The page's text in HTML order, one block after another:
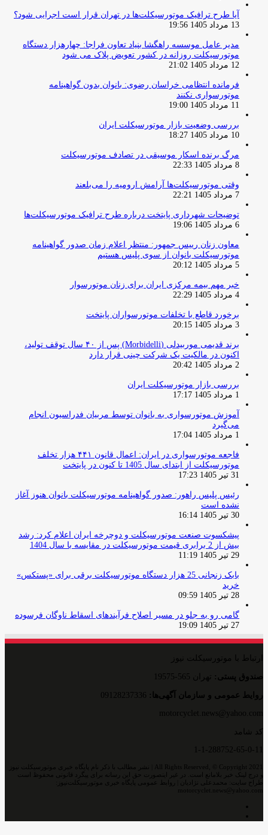
آیا طرح ترافیک موتورسیکلت‌ها در تهران قرار است اجرایی شود؟
13 مرداد 1405 19:56
مدیر عامل موسسه راهگشا بنیاد تعاون فراجا: چهارهزار دستگاه
موتورسیکلت روزانه در کشور تعویض پلاک می شود
12 مرداد 1405 21:02
فرمانده انتظامی خراسان رضوی: بانوان بدون گواهینامه
موتورسواری نکنند
11 مرداد 1405 19:00
بررسی وضعیت بازار موتورسیکلت ایران
10 مرداد 1405 18:27
مرگ برنده اسکار موسیقی در تصادف موتورسیکلت
8 مرداد 1405 22:33
وقتی موتورسیکلت‌ها آرامش ارومیه را می‌بلعند
7 مرداد 1405 22:21
توضیحات شهرداری پایتخت درباره طرح ترافیک موتورسیکلت‌ها
6 مرداد 1405 19:06
معاون زنان رییس جمهور: منتظر اعلام زمان صدور گواهینامه
موتورسیکلت بانوان از سوی پلیس هستیم
5 مرداد 1405 20:12
خبر مهم بیمه مرکزی ایران برای زنان موتورسوار
4 مرداد 1405 22:29
برخورد قاطع با تخلفات موتورسواران پایتخت
3 مرداد 1405 20:15
برند قدیمی موربیدلی (Morbidelli) پس از ۴۰ سال توقف تولید،
اکنون در مالکیت یک شرکت چینی قرار دارد
2 مرداد 1405 20:42
بررسی بازار موتورسیکلت ایران
1 مرداد 1405 17:17
آموزش موتورسواری به بانوان توسط مربیان فدراسیون انجام
می‌گیرد
1 مرداد 1405 17:04
فاجعه موتورسواری در ایران: اعمال قانون ۴۴۱ هزار تخلف
موتورسیکلت از ابتدای سال 1405 تا کنون در پایتخت
31 تیر 1405 17:23
رئیس پلیس راهور: صدور گواهینامه موتورسیکلت بانوان هنوز آغاز
نشده است
30 تیر 1405 16:14
پیشکسوت صنعت موتورسیکلت و دوچرخه ایران اعلام کرد: رشد
بیش از 2 برابری قیمت موتورسیکلت در مقایسه با سال 1404
29 تیر 1405 11:19
بابک زنجانی 25 هزار دستگاه موتورسیکلت برقی برای «پستکس»
خرید
28 تیر 1405 09:59
گامی رو به جلو در مسیر اصلاح فرآیندهای اسقاط ناوگان فرسوده
27 تیر 1405 19:09
ارتباط با موتورسیکلت نیوز
صندوق پستی: تهران 565-19575
روایط عمومی و سازمان آگهی‌ها:
motorcyclet.news@yahoo.com
کد شامد
1-1-288752-65-0-11
All Rights Reserved, © Copyright 2021 | نشر مطالب با ذکر نام پایگاه خبری موتورسیکلت نیوز
و درج لینک خبر بلامانع است. در غیر اینصورت حق این رسانه برای پیگرد قانونی محفوظ است
طراح سایت: محمدعلی نژادیان | روابط عمومی پایگاه خبری موتورسیکلت‌نیوز:
motorcyclet.news@yahoo.com